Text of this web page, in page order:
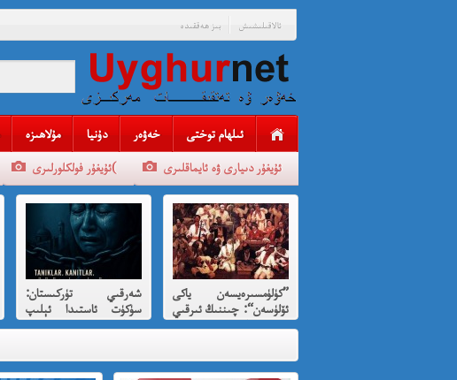
بىز ھەققىدە ئالاقىلىشىش
ئىلھام توختى خەۋەر دۇنيا مۇلاھىزە
ئۇيغۇر دىيارى ۋە ئايماقلىرى ئۇيغۇر فولكلورلىرى(
”كۈلۈمسىرەيسەن ياكى
ئۆلۈسەن“: چىننىڭ ئىرقىي
قىرغىنچىلىقنى
شەرقىي تۈركىستان:
سۈكۈت ئاستىدا ئېلىپ
بېرىلغان ئىرقىي